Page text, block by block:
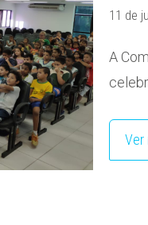
11 de
A
Ver